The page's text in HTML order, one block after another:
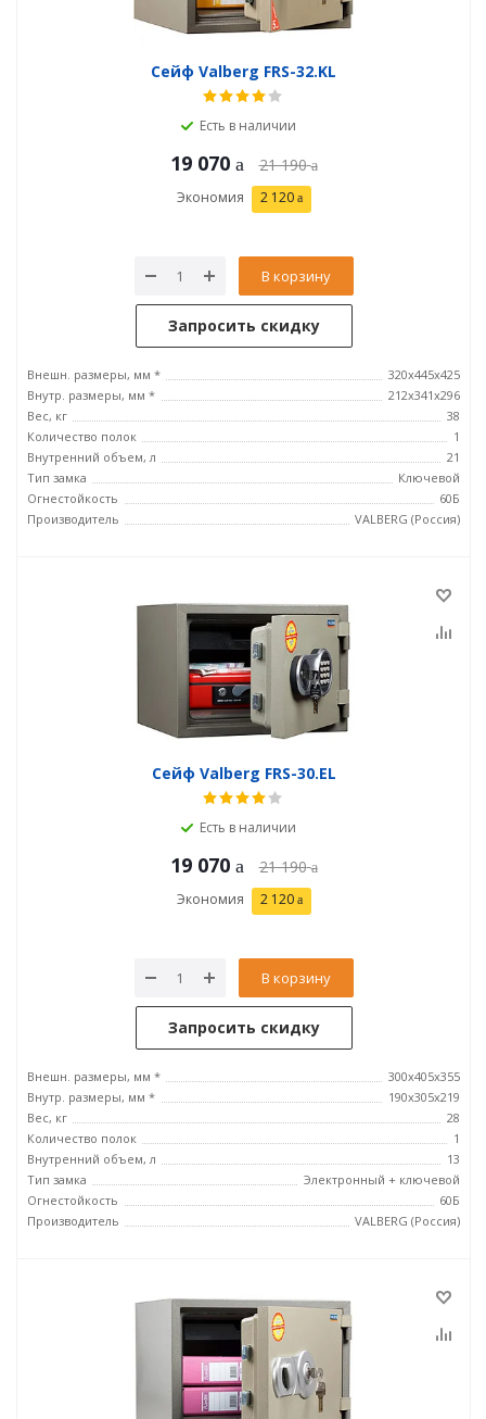
Сейф Valberg FRS-32.KL
Есть в наличии
19 070 21 190
Экономия 2 120
В корзину
Запросить скидку
Внешн. размеры, мм *
320x445x425
Внутр. размеры, мм *
212х341х296
Вес, кг
38
Количество полок
1
Внутренний объем, л
21
Тип замка
Ключевой
Огнестойкость
60Б
Производитель
VALBERG (Россия)
Сейф Valberg FRS-30.EL
Есть в наличии
19 070 21 190
Экономия 2 120
В корзину
Запросить скидку
Внешн. размеры, мм *
300x405x355
Внутр. размеры, мм *
190x305x219
Вес, кг
28
Количество полок
1
Внутренний объем, л
13
Тип замка
Электронный + ключевой
Огнестойкость
60Б
Производитель
VALBERG (Россия)